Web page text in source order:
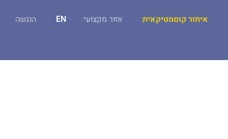
איתור קוסמטיקאית אזור מקצועי EN הנגשה